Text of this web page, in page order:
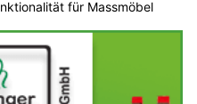
für Massmöbel